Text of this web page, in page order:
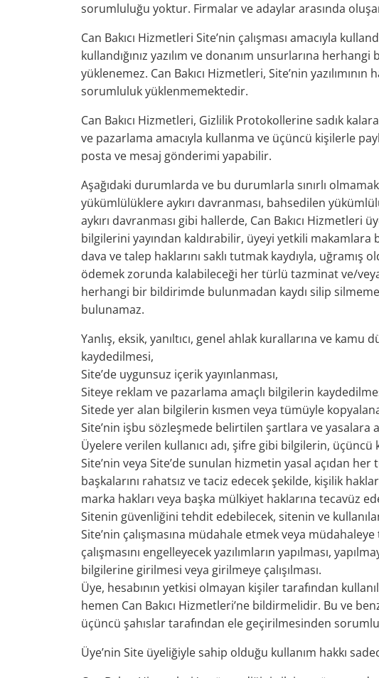
sorumluluğu yoktur. Firmalar ve adaylar arasında
Can Bakıcı Hizmetleri Site’nin çalışması amacıyla
kullandığınız yazılım ve donanım unsurlarına
yüklenemez. Can Bakıcı Hizmetleri, Site’nin
sorumluluk yüklenmemektedir.
Can Bakıcı Hizmetleri, Gizlilik Protokollerine sadık
ve pazarlama amacıyla kullanma ve üçüncü kişilerle
posta ve mesaj gönderimi yapabilir.
Aşağıdaki durumlarda ve bu durumlarla sınırlı
yükümlülüklere aykırı davranması, bahsedilen
aykırı davranması gibi hallerde, Can Bakıcı
bilgilerini yayından kaldırabilir, üyeyi yetkili
dava ve talep haklarını saklı tutmak kaydıyla,
ödemek zorunda kalabileceği her türlü tazminat ve/
herhangi bir bildirimde bulunmadan kaydı silip
bulunamaz.
Yanlış, eksik, yanıltıcı, genel ahlak kurallarına ve
kaydedilmesi,
Site’de uygunsuz içerik yayınlanması,
Siteye reklam ve pazarlama amaçlı bilgilerin
Sitede yer alan bilgilerin kısmen veya tümüyle
Site’nin işbu sözleşmede belirtilen şartlara ve yasalara
Üyelere verilen kullanıcı adı, şifre gibi bilgilerin, üçüncü
Site’nin veya Site’de sunulan hizmetin yasal açıdan
başkalarını rahatsız ve taciz edecek şekilde, kişilik
marka hakları veya başka mülkiyet haklarına tecavüz
Sitenin güvenliğini tehdit edebilecek, sitenin ve
Site’nin çalışmasına müdahale etmek veya
çalışmasını engelleyecek yazılımların yapılması,
bilgilerine girilmesi veya girilmeye çalışılması.
Üye, hesabının yetkisi olmayan kişiler tarafından
hemen Can Bakıcı Hizmetleri’ne bildirmelidir. Bu ve
üçüncü şahıslar tarafından ele geçirilmesinden
Üye’nin Site üyeliğiyle sahip olduğu kullanım hakkı